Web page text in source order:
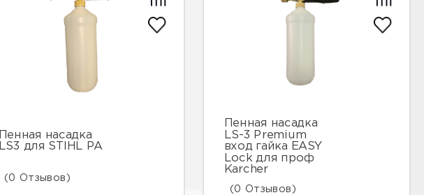
Пенная насадка
LS3 для STIHL PA
(0 Отзывов)
Пенная насадка
LS-3 Premium
вход гайка EASY
Lock для проф
Karcher
(0 Отзывов)